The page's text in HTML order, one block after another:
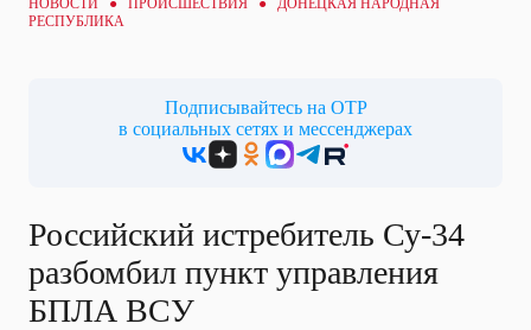
НОВОСТИ ● ПРОИСШЕСТВИЯ ● ДОНЕЦКАЯ НАРОДНАЯ
РЕСПУБЛИКА
Подписывайтесь на ОТР
в социальных сетях и мессенджерах
Российский истребитель Су-34
разбомбил пункт управления
БПЛА ВСУ